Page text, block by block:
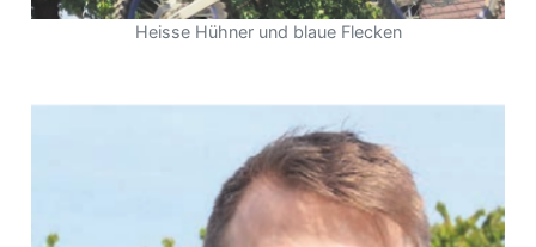
Heisse Hühner und blaue Flecken